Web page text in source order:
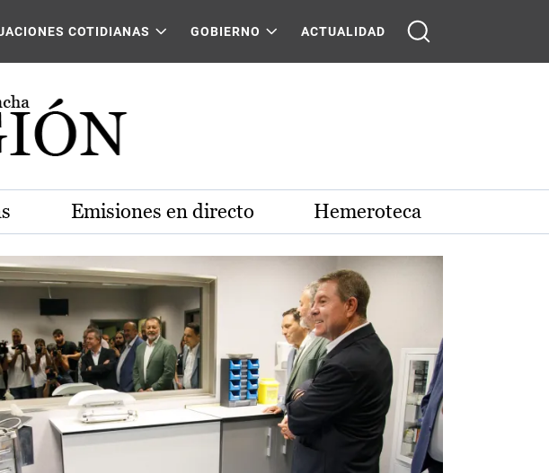
COTIDIANAS GOBIERNO ACTUALIDAD
Emisiones en directo Hemeroteca